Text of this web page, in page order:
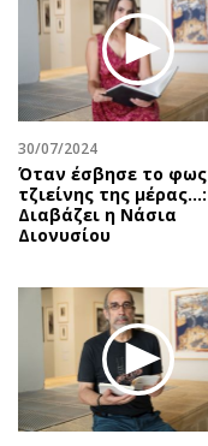
30/07/2024
Όταν έσβησε το φως
τζιείνης της μέρας…:
Διαβάζει η Νάσια
Διονυσίου